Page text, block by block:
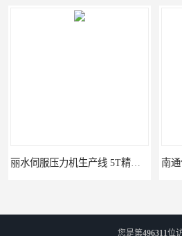
您是第496311位